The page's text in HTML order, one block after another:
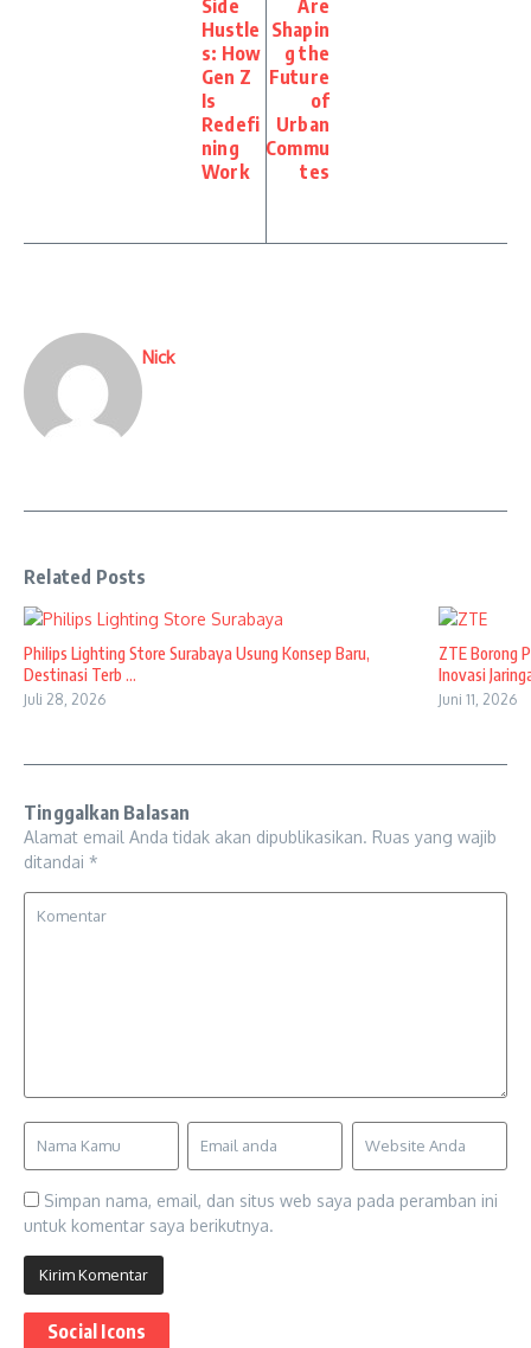
Side
Hustle
s: How
Gen Z
Is
Redefi
ning
Work
Are
Shapin
g the
Future
of
Urban
Commu
tes
Nick
Related Posts
Philips Lighting Store Surabaya Usung Konsep Baru,
Destinasi Terb ...
Juli 28, 2026
ZTE Borong
Inovasi
Juni 11, 2026
Tinggalkan Balasan
Alamat email Anda tidak akan dipublikasikan. Ruas yang wajib
ditandai *
Simpan nama, email, dan situs web saya pada peramban ini
untuk komentar saya berikutnya.
Social Icons